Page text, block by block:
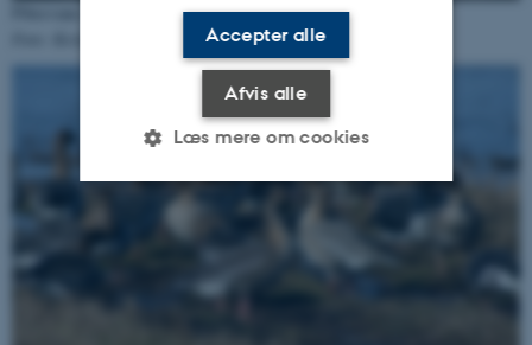
Cygnus columbianus
Foto: Kevin Kuhlmann ClausenAccepter alle
Afvis alle
Læs mere om cookies
Nødvendige Statistiske Marketing
Uklassificerede